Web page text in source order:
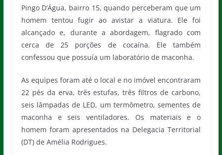
Pingo D’Água, bairro 15, quando perceberam que um
homem tentou fugir ao avistar a viatura. Ele foi
alcançado e, durante a abordagem, flagrado com
cerca de 25 porções de cocaína. Ele também
confessou que possuía um laboratório de maconha.
As equipes foram até o local e no imóvel encontraram
22 pés da erva, três estufas, três filtros de carbono,
seis lâmpadas de LED, um termômetro, sementes de
maconha e seis ventiladores. Os materiais e o
homem foram apresentados na Delegacia Territorial
(DT) de Amélia Rodrigues.